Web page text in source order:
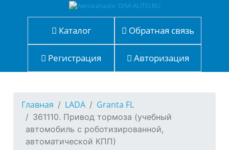
Каталог Обратная связь
Регистрация Авторизация
Главная LADA Granta FL
361110. Привод тормоза (учебный
автомобиль с роботизированной,
автоматической КПП)